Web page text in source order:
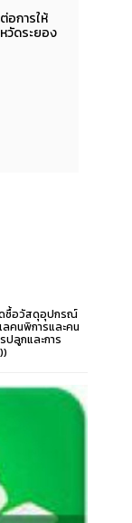
อการให้
วัดระยอง
ซื้อวัสดุอุปกรณ์
คนพิการและคน
ปลูกและการ